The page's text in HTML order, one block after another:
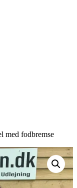
med fodbremse